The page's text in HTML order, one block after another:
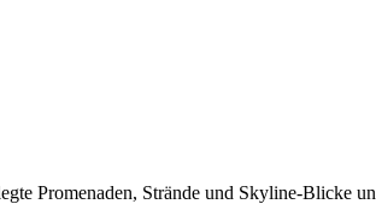
Promenaden, Strände und Skyline-Blicke